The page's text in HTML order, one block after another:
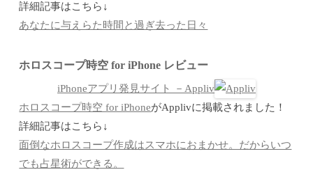
詳細記事はこちら↓
あなたに与えらた時間と過ぎ去った日々
ホロスコープ時空 for iPhone レビュー
iPhoneアプリ発見サイト －Appliv
ホロスコープ時空 for iPhoneがApplivに掲載されました！
詳細記事はこちら↓
面倒なホロスコープ作成はスマホにおまかせ。だからいつ
でも占星術ができる。